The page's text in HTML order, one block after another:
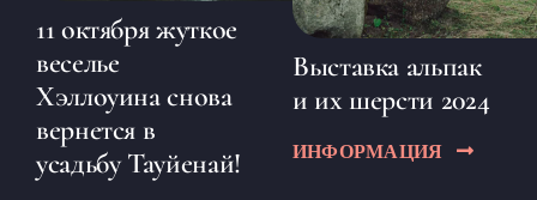
11 октября жуткое
веселье
Хэллоуина снова
вернется в
усадьбу Тауйенай!
Выставка альпак
и их шерсти 2024
ИНФОРМАЦИЯ